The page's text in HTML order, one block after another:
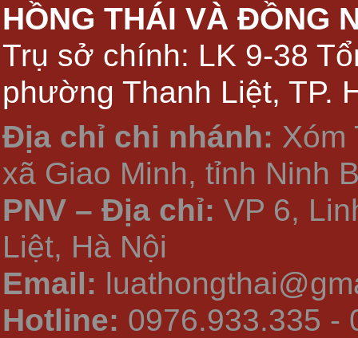
HỒNG THÁI VÀ ĐỒNG
Trụ sở chính: LK 9-38
phường Thanh Liệt, TP.
Địa chỉ chi nhánh: Xóm
xã Giao Minh, tỉnh Ninh
PNV – Địa chỉ: VP 6,
Liệt, Hà Nội
Email:
Hotline: 0976.933.335 -